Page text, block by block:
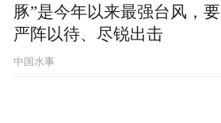
豚”是今年以来最强台风，要
严阵以待、尽锐出击
中国水事